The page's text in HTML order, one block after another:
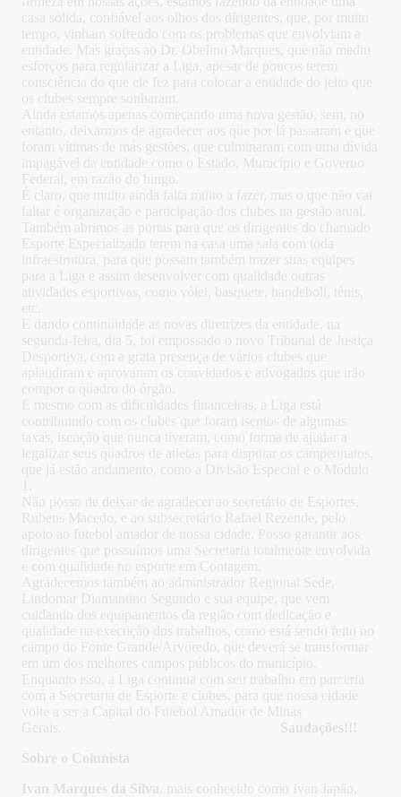
casa sólida, confiável aos olhos dos dirigentes, que, por muito
tempo, vinham sofrendo com os problemas que envolviam a
entidade. Mas graças ao Dr. Obelino Marques, que não mediu
esforços para regularizar a Liga, apesar de poucos terem
consciência do que ele fez para colocar a entidade do jeito que
os clubes sempre sonharam.
Ainda estamos apenas começando uma nova gestão, sem, no
entanto, deixarmos de agradecer aos que por lá passaram e que
foram vítimas de más gestões, que culminaram com uma dívida
impagável da entidade como o Estado, Município e Governo
Federal, em razão do bingo.
É claro, que muito ainda falta muito a fazer, mas o que não vai
faltar é organização e participação dos clubes na gestão atual.
Também abrimos as portas para que os dirigentes do chamado
Esporte Especializado terem na casa uma sala com toda
infraestrutura, para que possam também trazer suas equipes
para a Liga e assim desenvolver com qualidade outras
atividades esportivas, como vôlei, basquete, handeboll, tênis,
etc.
E dando continuidade as novas diretrizes da entidade, na
segunda-feira, dia 5, foi empossado o novo Tribunal de Justiça
Desportiva, com a grata presença de vários clubes que
aplaudiram e aprovaram os convidados e advogados que irão
compor o quadro do órgão.
E mesmo com as dificuldades financeiras, a Liga está
contribuindo com os clubes que foram isentos de algumas
taxas, isenção que nunca tiveram, como forma de ajudar a
legalizar seus quadros de atletas para disputar os campeonatos,
que já estão andamento, como a Divisão Especial e o Módulo
Não posso de deixar de agradecer ao secretário de Esportes,
Rubens Macedo, e ao subsecretário Rafael Rezende, pelo
apoio ao futebol amador de nossa cidade. Posso garantir aos
dirigentes que possuímos uma Secretaria totalmente envolvida
e com qualidade no esporte em Contagem.
Agradecemos também ao administrador Regional Sede,
Lindomar Diamantino Segundo e sua equipe, que vem
cuidando dos equipamentos da região com dedicação e
qualidade na execução dos trabalhos, como está sendo feito no
campo do Fonte Grande/Arvoredo, que deverá se transformar
em um dos melhores campos públicos do município.
Enquanto isso, a Liga continua com seu trabalho em parceria
com a Secretaria de Esporte e clubes, para que nossa cidade
volte a ser a Capital do Futebol Amador de Minas
Gerais. Saudações!!!
Sobre o Colunista
Ivan Marques da Silva , mais conhecido como Ivan Japão,